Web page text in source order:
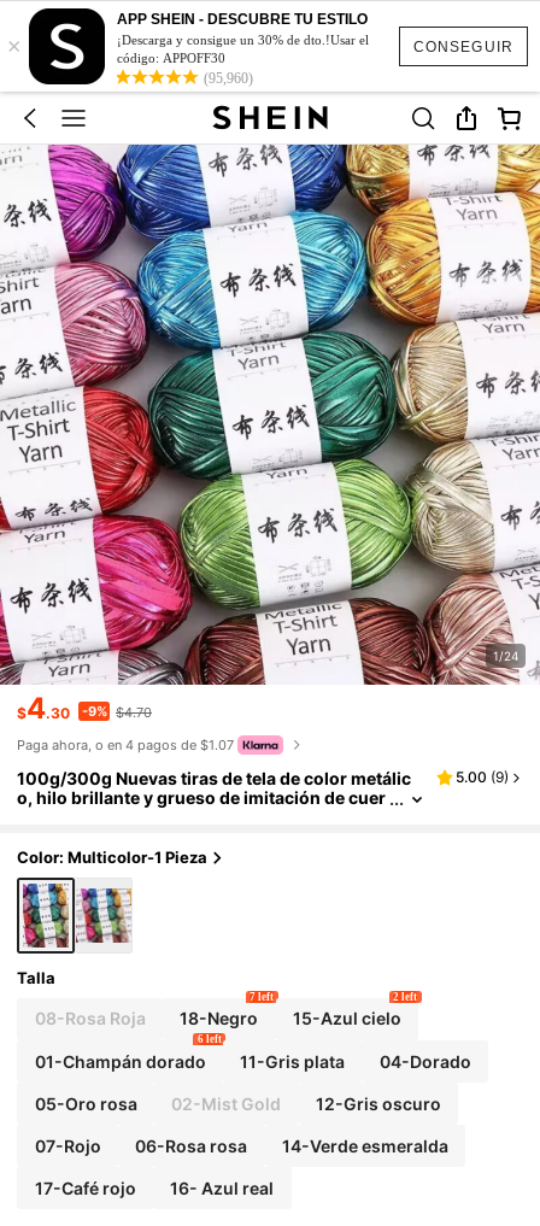
CONSEGUIR
×
APP SHEIN - DESCUBRE TU ESTILO
¡Descarga y consigue un 30% de dto.!Usar el
código: APPOFF30
(95,960)
1/24
$4.30 -9% $4.70
Paga ahora, o en 4 pagos de $1.07
100g/300g Nuevas tiras de tela de color metálic
o, hilo brillante y grueso de imitación de cuer
ía
5.00 (9)
Color: Multicolor-1 Pieza
Talla
08-Rosa Roja 18-Negro
7 left
15-Azul cielo
2 left
01-Champán dorado
6 left
11-Gris plata 04-Dorado
05-Oro rosa 02-Mist Gold 12-Gris oscuro
07-Rojo 06-Rosa rosa 14-Verde esmeralda
17-Café rojo 16- Azul real